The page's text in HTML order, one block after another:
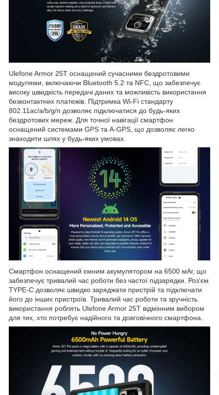
Ulefone Armor 25T оснащений сучасними бездротовими
модулями, включаючи Bluetooth 5.2 та NFC, що забезпечує
високу швидкість передачі даних та можливість використання
безконтактних платежів. Підтримка Wi-Fi стандарту
802.11ac/a/b/g/n дозволяє підключатися до будь-яких
бездротових мереж. Для точної навігації смартфон
оснащений системами GPS та A-GPS, що дозволяє легко
знаходити шлях у будь-яких умовах.
Смартфон оснащений ємним акумулятором на 6500 мАг, що
забезпечує тривалий час роботи без частої підзарядки. Роз'єм
TYPE-C дозволяє швидко заряджати пристрій та підключати
його до інших пристроїв. Тривалий час роботи та зручність
використання роблять Ulefone Armor 25T відмінним вибором
для тих, хто потребує надійного та довговічного смартфона.